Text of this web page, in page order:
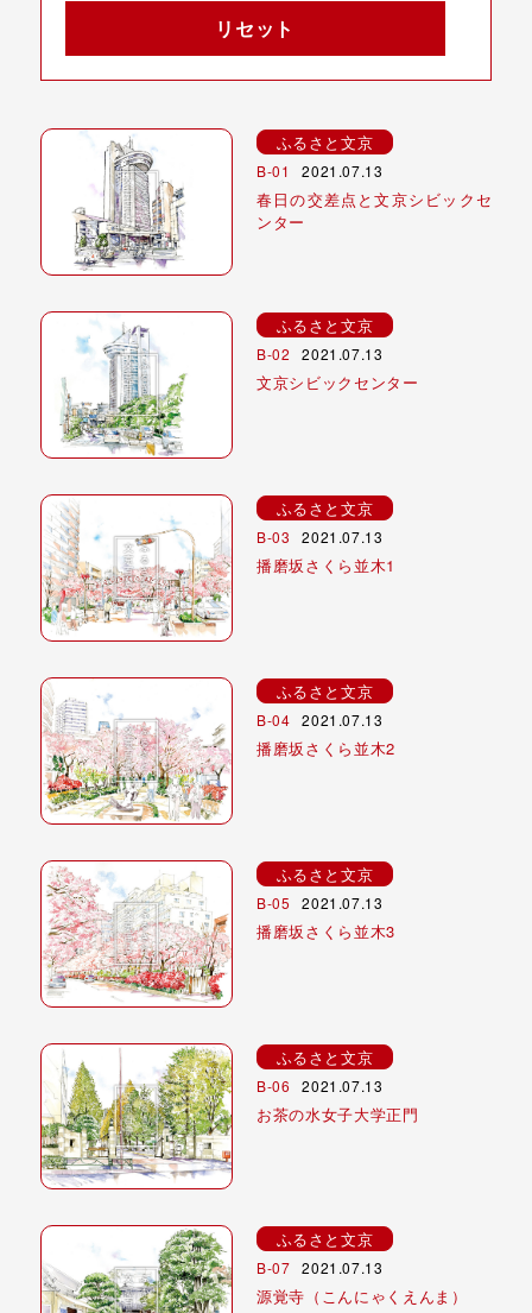
リセット
ふるさと文京
B-01 2021.07.13
春日の交差点と文京シビックセ
ンター
ふるさと文京
B-02 2021.07.13
文京シビックセンター
ふるさと文京
B-03 2021.07.13
播磨坂さくら並木1
ふるさと文京
B-04 2021.07.13
播磨坂さくら並木2
ふるさと文京
B-05 2021.07.13
播磨坂さくら並木3
ふるさと文京
B-06 2021.07.13
お茶の水女子大学正門
ふるさと文京
B-07 2021.07.13
源覚寺（こんにゃくえんま）